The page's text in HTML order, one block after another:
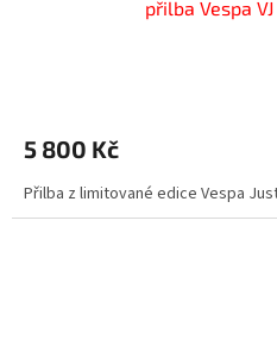
přilba Vespa
5 800 Kč
Přilba z limitované edice Vespa